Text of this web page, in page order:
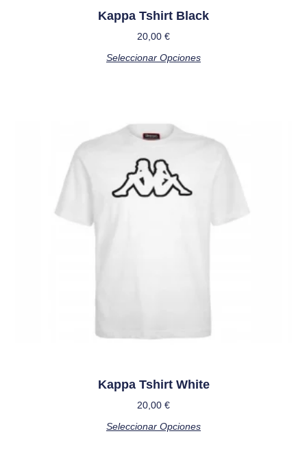
Kappa Tshirt Black
20,00 €
Seleccionar Opciones
Kappa Tshirt White
20,00 €
Seleccionar Opciones